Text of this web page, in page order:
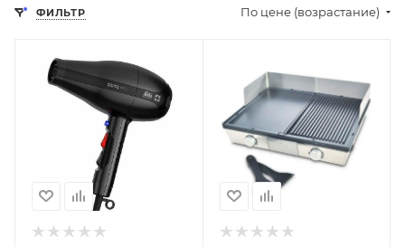
ФИЛЬТР По цене (возрастание)
Отправим
18.08.2026
В наличии в пункте
18.08.2026
В наличии в пункте
самовывоза
Нет